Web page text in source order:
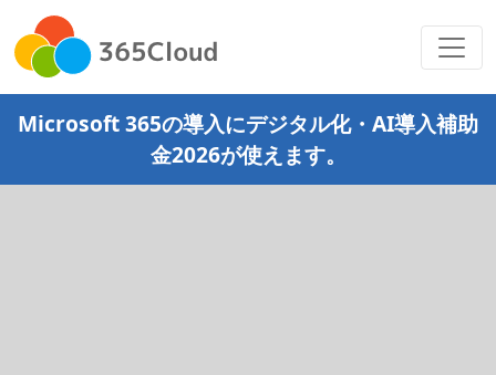
Microsoft 365の導入にデジタル化・AI導入補助
金2026が使えます。